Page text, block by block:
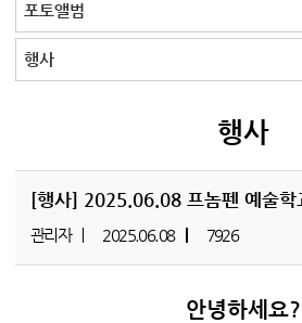
최근등록자료
자유게시판
교회소식
성도컬럼
새가족사진
새가족가이드
포토앨범
찬양쉼터
신앙도서
성경읽기퀴즈
기도부탁
포토앨범 전체
목회자
주일학교
중고등부
청장년부
형제모임
자매모임
가족
행사
행사
[행사] 2025.06.08 프놈펜 예술학
관리자 2025.06.08 7926
안녕하세요?